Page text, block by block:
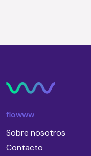
flowww
Sobre nosotros
Contacto